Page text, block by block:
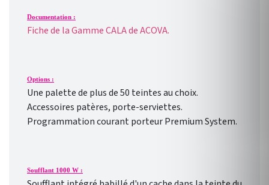
Documentation :
Fiche de la Gamme CALA de ACOVA.
Options :
Une palette de plus de 50 teintes au choix.
Accessoires patères, porte-serviettes.
Programmation courant porteur Premium System.
Soufflant 1000 W :